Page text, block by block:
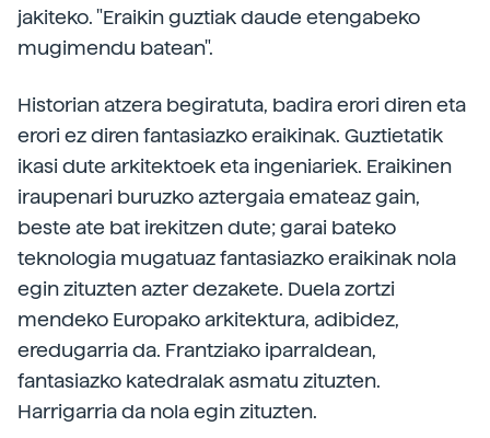
jakiteko. "Eraikin guztiak daude etengabeko
mugimendu batean".
Historian atzera begiratuta, badira erori diren eta
erori ez diren fantasiazko eraikinak. Guztietatik
ikasi dute arkitektoek eta ingeniariek. Eraikinen
iraupenari buruzko aztergaia emateaz gain,
beste ate bat irekitzen dute; garai bateko
teknologia mugatuaz fantasiazko eraikinak nola
egin zituzten azter dezakete. Duela zortzi
mendeko Europako arkitektura, adibidez,
eredugarria da. Frantziako iparraldean,
fantasiazko katedralak asmatu zituzten.
Harrigarria da nola egin zituzten.